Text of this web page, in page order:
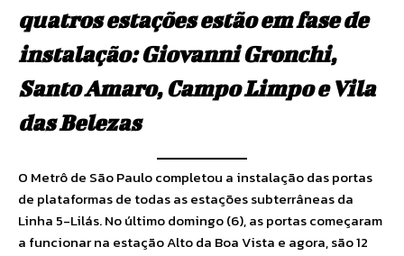
quatros estações estão em fase de
instalação: Giovanni Gronchi,
Santo Amaro, Campo Limpo e Vila
das Belezas
O Metrô de São Paulo completou a instalação das portas
de plataformas de todas as estações subterrâneas da
Linha 5-Lilás. No último domingo (6), as portas começaram
a funcionar na estação Alto da Boa Vista e agora, são 12